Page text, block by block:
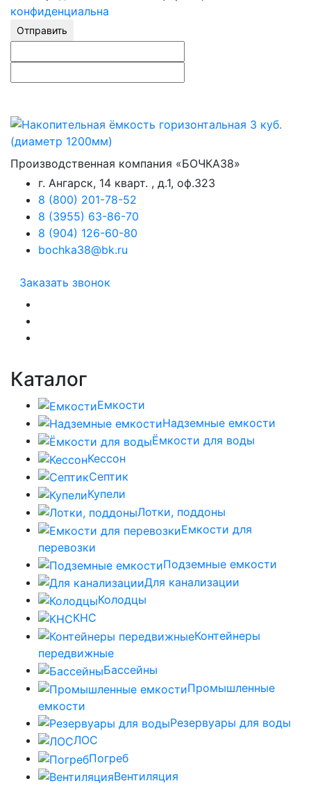
конфиденциальна
Отправить
Производственная компания «БОЧКА38»
г. Ангарск, 14 кварт. , д.1, оф.323
8 (800) 201-78-52
8 (3955) 63-86-70
8 (904) 126-60-80
bochka38@bk.ru
Заказать звонок
Каталог
Емкости
Надземные емкости
Ёмкости для воды
Кессон
Септик
Купели
Лотки, поддоны
Емкости для
перевозки
Подземные емкости
Для канализации
Колодцы
КНС
Контейнеры
передвижные
Бассейны
Промышленные
емкости
Резервуары для воды
ЛОС
Погреб
Вентиляция